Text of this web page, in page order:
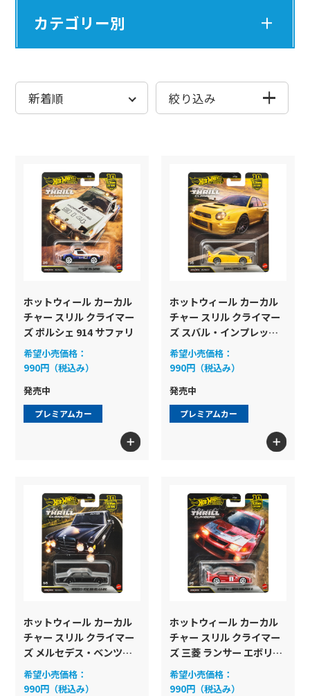
発売月から探す
シリーズから探す
プレミアムカー
マリオカート
RCカー
モンスタートラック
プレイセット
ホットウィール スケート
Formula1
ブランドから探す
色から探す
発売月から探す
シリーズから探す
ムービングパーツ
コレクターズ
テーマ
ジャパンシリーズ
ブランドから探す
色から探す
カテゴリー別
カーカルチャー
リアルライダー（ゴムタイヤ）とダ
ブールバード
目抜き通りをクルーズしたくなるよ
うな車を集めたシリーズ。日本車か
ら外国車まで幅広いラインアップ！
プレミアム 2パック
リアルライダー（ゴムタイヤ）とダ
イキャストシャシーを備えたカーカ
ルチャーシリーズが2台のセットに
なったラインアップ！
もっと見る
レースマシンとその積載車の2台セ
ットで構成されているシリーズ
もっと見る
プレミアム コレクターセット・
プレミアムボックス
カーカルチャーをテーマとしたディ
スプレイセット！１台の積載車と３
台のフルダイキャストカーがセット
になっています。
絞り込み
シリーズ
ブランド
色
ホットウィール カーカル
チャー スリル クライマー
ズ ポルシェ 914 サファリ
希望小売価格：
990円（税込み）
発売中
プレミアムカー
ホットウィール カーカル
チャー スリル クライマー
ズ スバル・インプレッサ
WRX
希望小売価格：
990円（税込み）
発売中
プレミアムカー
ホットウィール カーカル
チャー スリル クライマー
ズ メルセデス・ベンツ
300 SEL 6.8 AMG
希望小売価格：
990円（税込み）
ホットウィール カーカル
チャー スリル クライマー
ズ 三菱 ランサー エボリュ
ーション VI
希望小売価格：
990円（税込み）